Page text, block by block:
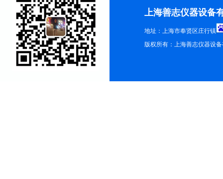
上海善志仪器设备
地址：上海市奉贤区庄行镇
版权所有：上海善志仪器设